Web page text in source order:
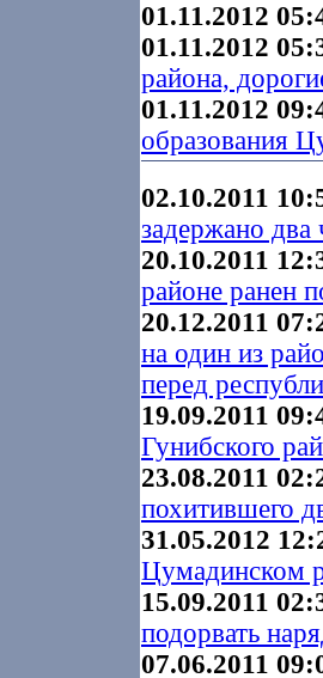
01.11.2012
01.11.2012
района,
01.11.2012
образования
02.10.2011
задержано два
20.10.2011
районе ранен
20.12.2011
на один из
перед
19.09.2011
Гунибского
23.08.2011
похитившего
31.05.2012
Цумадинском
15.09.2011
подорвать
07.06.2011